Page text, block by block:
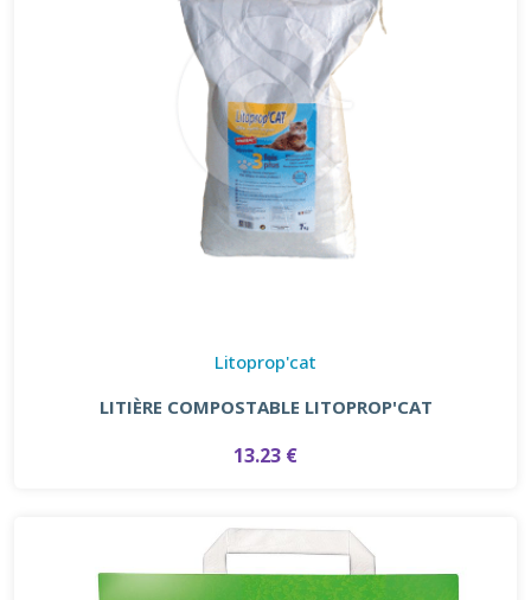
Litoprop'cat
LITIÈRE COMPOSTABLE LITOPROP'CAT
13.23 €